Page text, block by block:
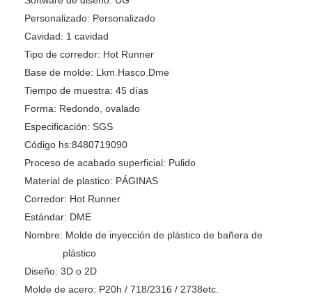
Personalizado: Personalizado
Cavidad: 1 cavidad
Tipo de corredor: Hot Runner
Base de molde: Lkm.Hasco.Dme
Tiempo de muestra: 45 días
Forma: Redondo, ovalado
Especificación: SGS
Código hs:8480719090
Proceso de acabado superficial: Pulido
Material de plastico: PÁGINAS
Corredor: Hot Runner
Estándar: DME
Nombre: Molde de inyección de plástico de bañera de
plástico
Diseño: 3D o 2D
Molde de acero: P20h / 718/2316 / 2738etc.